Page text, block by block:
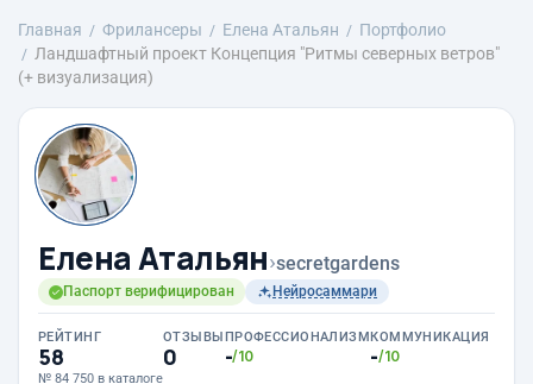
Главная Фрилансеры Елена Атальян
Портфолио
Ландшафтный проект Концепция "Ритмы северных ветров"
(+ визуализация)
Елена Атальян›secretgardens
Паспорт верифицирован Нейросаммари
РЕЙТИНГ
58
№ 84 750 в каталоге
ОТЗЫВЫ
0
ПРОФЕССИОНАЛИЗМ
-/10
КОММУНИКАЦИЯ
-/10